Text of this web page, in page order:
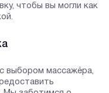
чтобы вы могли как
выбором массажёра,